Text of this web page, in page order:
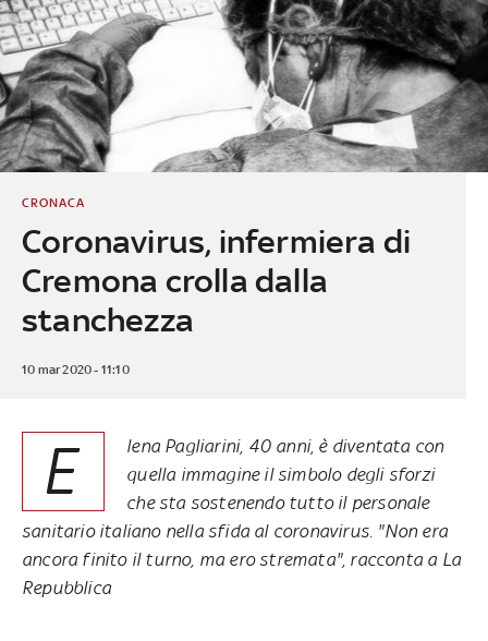
Coronavirus, infermiera di
Cremona crolla dalla
stanchezza
CRONACA
10 mar 2020 - 11:10
E
lena Pagliarini, 40 anni, è diventata con
quella immagine il simbolo degli sforzi
che sta sostenendo tutto il personale
sanitario italiano nella sfida al coronavirus. "Non era
ancora finito il turno, ma ero stremata", racconta a La
Repubblica